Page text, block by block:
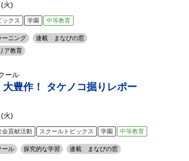
火)
ックス 学園 中等教育
ーニング
連載 まなびの窓
ア教育
ール
大豊作！ タケノコ掘りレポー
火)
会貢献活動 スクールトピックス 学園 中等教育
ール 探究的な学習 連載 まなびの窓